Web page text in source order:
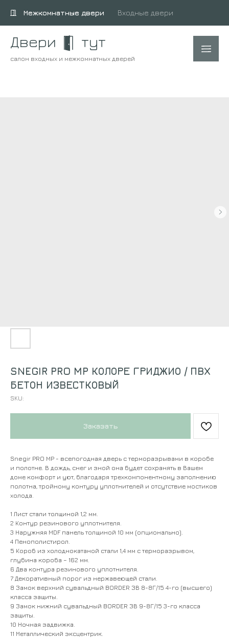
Межкомнатные двери Входные двери
салон входных и межкомнатных дверей
Двери тут
SNEGIR PRO MP КОЛОРЕ ГРИДЖИО / ПВХ
БЕТОН ИЗВЕСТКОВЫЙ
SKU:
Заказать
Snegir PRO MP - всепогодная дверь с терморазрывами в коробе
и полотне. В дождь, снег и зной она будет сохранять в Вашем
доме комфорт и уют, благодаря трехкомпонентному заполнению
полотна, тройному контуру уплотнителей и отсутствие мостиков
холода.
1 Лист стали толщиной 1,2 мм.
2 Контур резинового уплотнителя.
3 Наружняя MDF панель толщиной 10 мм (опционально).
4 Пенополистирол.
5 Короб из холоднокатаной стали 1,4 мм с терморазрывом,
глубина короба – 162 мм.
6 Два контура резинового уплотнителя.
7 Декоративный порог из нержавеющей стали.
8 Замок верхний сувальдный BORDER ЗВ 8-8Г/15 4-го (высшего)
класса защиты.
9 Замок нижний сувальдный BORDER ЗВ 9-8Г/15 3-го класса
защиты.
10 Ночная задвижка.
11 Металлический эксцентрик.